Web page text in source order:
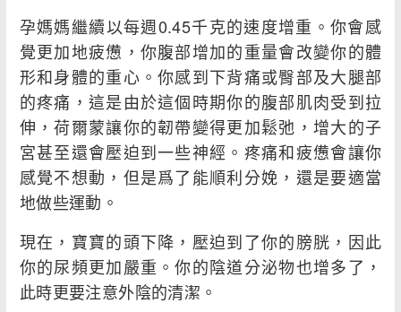
孕媽媽繼續以每週0.45千克的速度增重。你會感
覺更加地疲憊，你腹部增加的重量會改變你的體
形和身體的重心。你感到下背痛或臀部及大腿部
的疼痛，這是由於這個時期你的腹部肌肉受到拉
伸，荷爾蒙讓你的韌帶變得更加鬆弛，增大的子
宮甚至還會壓迫到一些神經。疼痛和疲憊會讓你
感覺不想動，但是爲了能順利分娩，還是要適當
地做些運動。
現在，寶寶的頭下降，壓迫到了你的膀胱，因此
你的尿頻更加嚴重。你的陰道分泌物也增多了，
此時更要注意外陰的清潔。